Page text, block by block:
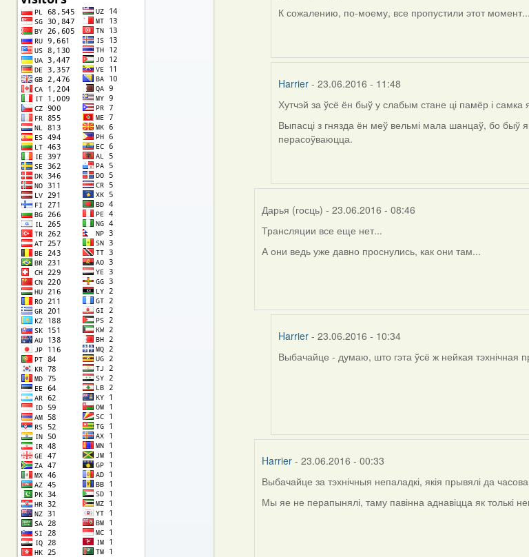
In
by
(госць)
К сожалению, по-моему, все пропустили этот
Harrier- 23.06.2016 - 11:48
In
reply
to
(госць)
Хутчэй за ўсё ён быў у слабым стане ці памёр і самка
Выпасці з гнязда ён меў вельмі мала шанцаў, бо быў
перасоўваюцца.
Дарья (госць) - 23.06.2016 - 08:46
Трансляции все еще нет...
А они ведь уже давно проснулись, как они там...
Harrier- 23.06.2016 - 10:34
In
(госць)
Выбачайце - думаю, што гэта ўсё ж нейкая тэхнічная
Harrier - 23.06.2016 - 00:33
Выбачайце за тэхнічныя непаладкі, якія прывялі да
Мы яе не перапынялі, таму павінна аднавіцца як толькі